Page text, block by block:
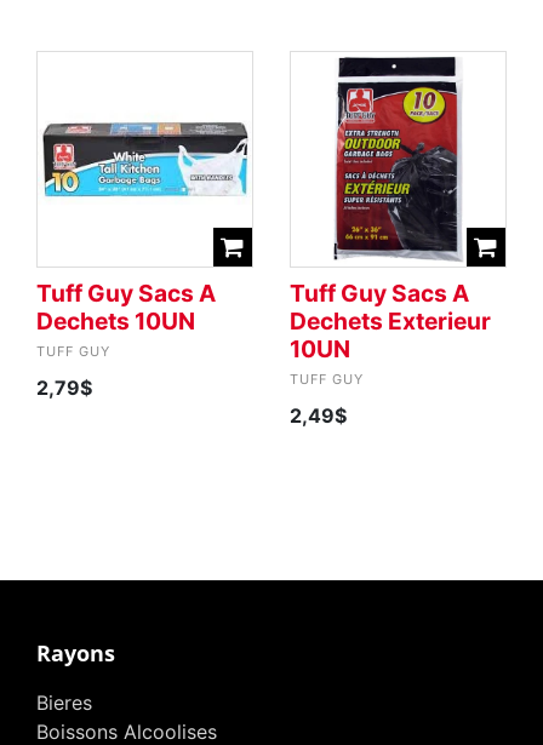
Tuff Guy Sacs A
Dechets 10UN
TUFF GUY
2,79$
Tuff Guy Sacs A
Dechets Exterieur
10UN
TUFF GUY
2,49$
Rayons
Bieres
Boissons Alcoolises